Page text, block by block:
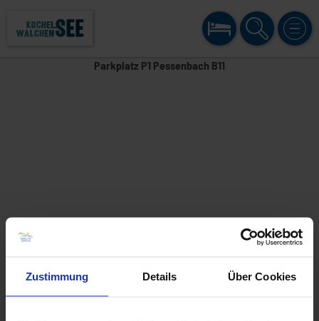
Zustimmung Details Über Cookies
BUCHEN SUCHE MENÜ
Parkplatz P1 Pessenbach B11